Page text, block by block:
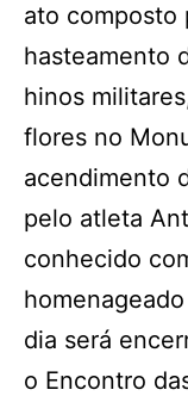
ato composto
hasteamento
hinos
flores no
acendimento
pelo atleta
conhecido
dia será
o Encontro